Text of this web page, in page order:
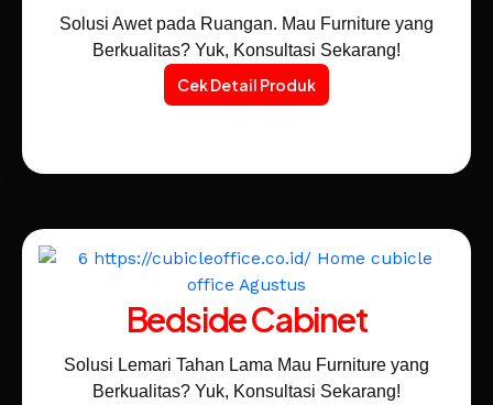
Solusi Awet pada Ruangan. Mau Furniture yang
Berkualitas? Yuk, Konsultasi Sekarang!
Cek Detail Produk
Bedside Cabinet
Solusi Lemari Tahan Lama Mau Furniture yang
Berkualitas? Yuk, Konsultasi Sekarang!